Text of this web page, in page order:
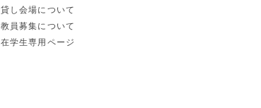
貸し会場について
教員募集について
在学生専用ページ